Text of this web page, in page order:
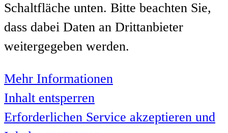
Schaltfläche unten. Bitte beachten Sie,
dass dabei Daten an Drittanbieter
weitergegeben werden.
Mehr Informationen
Inhalt entsperren
Erforderlichen Service akzeptieren und